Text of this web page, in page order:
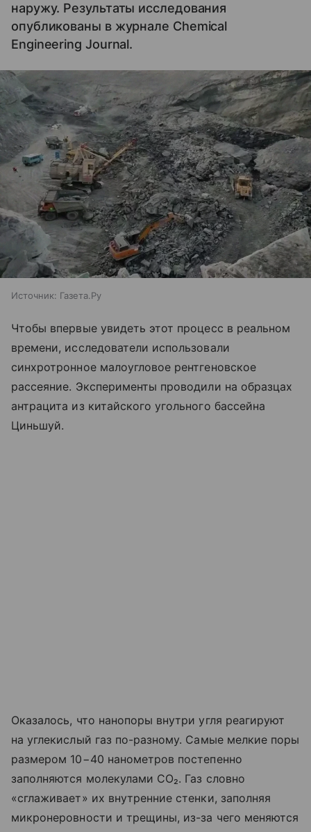
наружу. Результаты исследования
опубликованы в журнале Chemical
Engineering Journal.
Источник: Газета.Ру
Чтобы впервые увидеть этот процесс в реальном
времени, исследователи использовали
синхротронное малоугловое рентгеновское
рассеяние. Эксперименты проводили на образцах
антрацита из китайского угольного бассейна
Циньшуй.
Оказалось, что нанопоры внутри угля реагируют
на углекислый газ по-разному. Самые мелкие поры
размером 10−40 нанометров постепенно
заполняются молекулами CO₂. Газ словно
«сглаживает» их внутренние стенки, заполняя
микронеровности и трещины, из-за чего меняются